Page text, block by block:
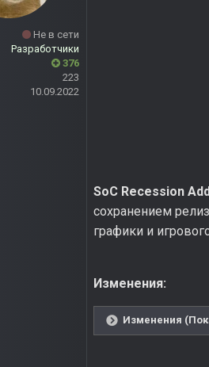
Не в сети
Разработчики
376
223
10.09.2022
SoC Recession
сохранением
графики и
Изменения:
Изменения